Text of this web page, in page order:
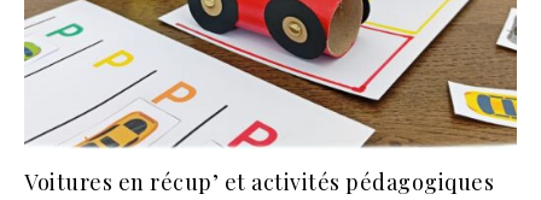
Voitures en récup’ et activités pédagogiques